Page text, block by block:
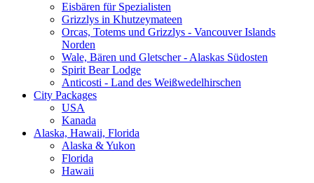
Eisbären für Spezialisten
Grizzlys in Khutzeymateen
Orcas, Totems und Grizzlys - Vancouver Islands
Norden
Wale, Bären und Gletscher - Alaskas Südosten
Spirit Bear Lodge
Anticosti - Land des Weißwedelhirschen
City Packages
USA
Kanada
Alaska, Hawaii, Florida
Alaska & Yukon
Florida
Hawaii